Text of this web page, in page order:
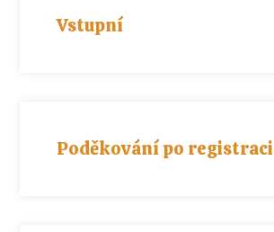
Vstupní
Poděkování po registraci